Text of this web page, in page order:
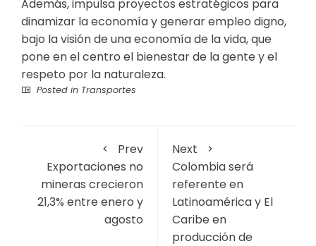
Además, impulsa proyectos estratégicos para
dinamizar la economía y generar empleo digno,
bajo la visión de una economía de la vida, que
pone en el centro el bienestar de la gente y el
respeto por la naturaleza.
Posted in Transportes
Prev
Exportaciones no
mineras crecieron
21,3% entre enero y
agosto
Next
Colombia será
referente en
Latinoamérica y El
Caribe en
producción de